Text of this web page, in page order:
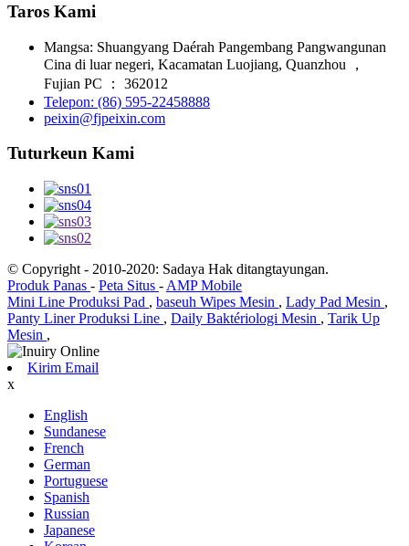
Taros Kami
Mangsa: Shuangyang Daérah Pangembang Pangwangunan
Cina di luar negeri, Kacamatan Luojiang, Quanzhou ，
Fujian PC ： 362012
Telepon: (86) 595-22458888
peixin@fjpeixin.com
Tuturkeun Kami
© Copyright - 2010-2020: Sadaya Hak ditangtayungan.
Produk Panas - Peta Situs - AMP Mobile
Mini Line Produksi Pad , baseuh Wipes Mesin , Lady Pad Mesin ,
Panty Liner Produksi Line , Daily Baktériologi Mesin , Tarik Up
Mesin ,
Kirim Email
x
English
Sundanese
French
German
Portuguese
Spanish
Russian
Japanese